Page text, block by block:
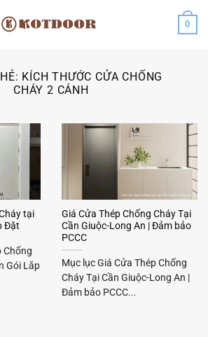
0
KÍCH THƯỚC CỬA CHỐNG
CHÁY 2 CÁNH
tại
Đặt
Chống
Gói Lắp
Giá Cửa Thép Chống Cháy Tại
Cần Giuộc-Long An | Đảm bảo
PCCC
Mục lục Giá Cửa Thép Chống
Cháy Tại Cần Giuộc-Long An |
Đảm bảo PCCC...